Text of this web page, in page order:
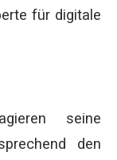
für digitale
seine
den